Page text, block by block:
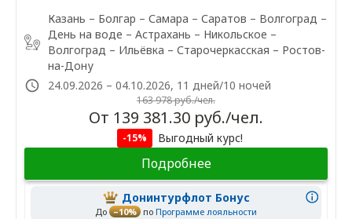
Казань – Болгар – Самара – Саратов – Волгоград –
День на воде – Астрахань – Никольское –
Волгоград – Ильёвка – Старочеркасская – Ростов-
на-Дону
24.09.2026 – 04.10.2026, 11 дней/10 ночей
163 978 руб./чел.
От 139 381.30 руб./чел.
-15% Выгодный курс!
Подробнее
Донинтурфлот Бонус
До –10% по Программе лояльности